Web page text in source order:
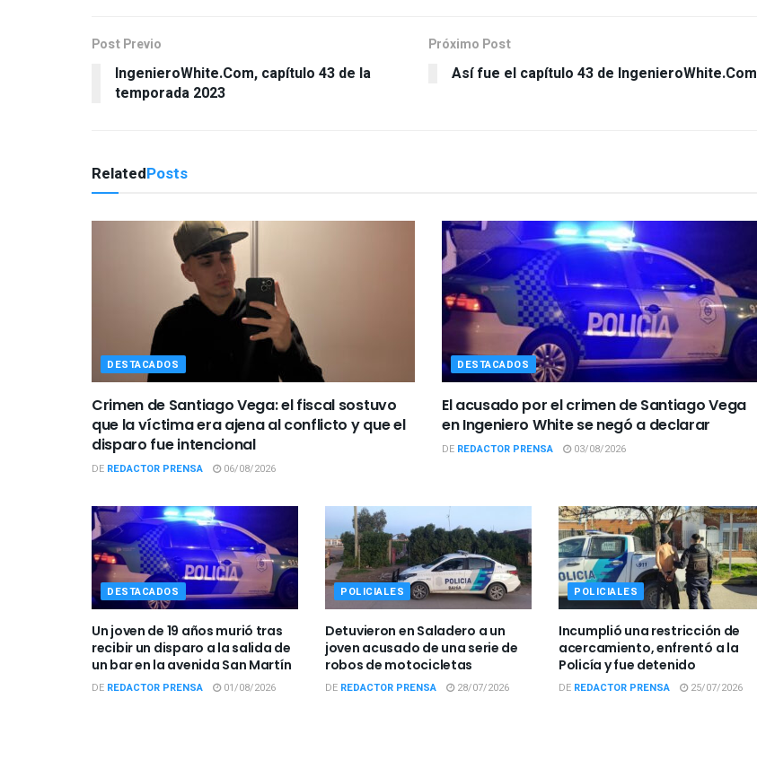
Post Previo
IngenieroWhite.Com, capítulo 43 de la
temporada 2023
Próximo Post
Así fue el capítulo 43 de IngenieroWhite.Com
RelatedPosts
DESTACADOS
Crimen de Santiago Vega: el fiscal sostuvo
que la víctima era ajena al conflicto y que el
disparo fue intencional
DE REDACTOR PRENSA 06/08/2026
DESTACADOS
El acusado por el crimen de Santiago Vega
en Ingeniero White se negó a declarar
DE REDACTOR PRENSA 03/08/2026
DESTACADOS
Un joven de 19 años murió tras
recibir un disparo a la salida de
un bar en la avenida San Martín
DE REDACTOR PRENSA 01/08/2026
POLICIALES
Detuvieron en Saladero a un
joven acusado de una serie de
robos de motocicletas
DE REDACTOR PRENSA 28/07/2026
POLICIALES
Incumplió una restricción de
acercamiento, enfrentó a la
Policía y fue detenido
DE REDACTOR PRENSA 25/07/2026